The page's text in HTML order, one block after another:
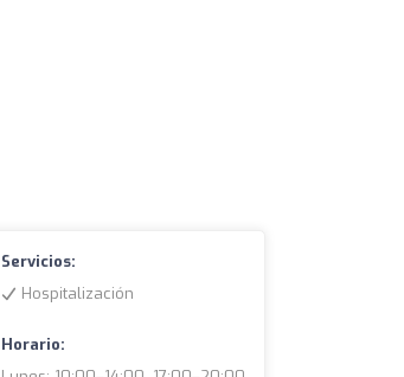
Servicios:
Hospitalización
Horario: